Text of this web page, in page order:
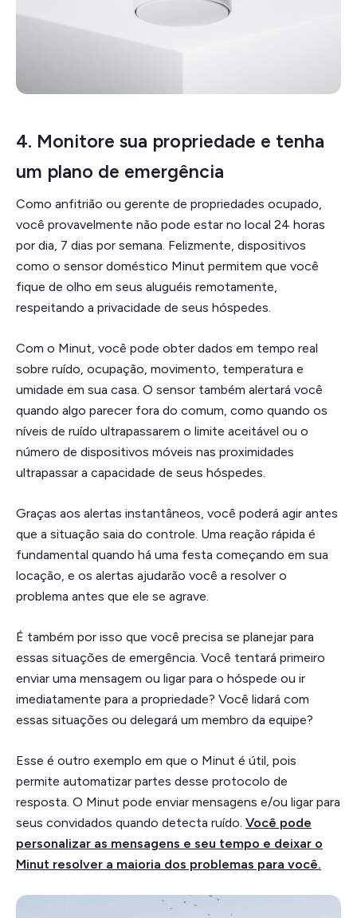
4. Monitore sua propriedade e tenha
um plano de emergência
Como anfitrião ou gerente de propriedades ocupado,
você provavelmente não pode estar no local 24 horas
por dia, 7 dias por semana. Felizmente, dispositivos
como o sensor doméstico Minut permitem que você
fique de olho em seus aluguéis remotamente,
respeitando a privacidade de seus hóspedes.
Com o Minut, você pode obter dados em tempo real
sobre ruído, ocupação, movimento, temperatura e
umidade em sua casa. O sensor também alertará você
quando algo parecer fora do comum, como quando os
níveis de ruído ultrapassarem o limite aceitável ou o
número de dispositivos móveis nas proximidades
ultrapassar a capacidade de seus hóspedes.
Graças aos alertas instantâneos, você poderá agir antes
que a situação saia do controle. Uma reação rápida é
fundamental quando há uma festa começando em sua
locação, e os alertas ajudarão você a resolver o
problema antes que ele se agrave.
É também por isso que você precisa se planejar para
essas situações de emergência. Você tentará primeiro
enviar uma mensagem ou ligar para o hóspede ou ir
imediatamente para a propriedade? Você lidará com
essas situações ou delegará um membro da equipe?
Esse é outro exemplo em que o Minut é útil, pois
permite automatizar partes desse protocolo de
resposta. O Minut pode enviar mensagens e/ou ligar para
seus convidados quando detecta ruído. Você pode
personalizar as mensagens e seu tempo e deixar o
Minut resolver a maioria dos problemas para você.